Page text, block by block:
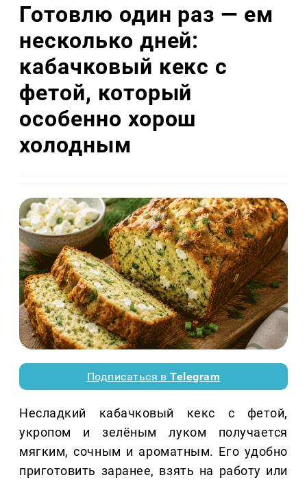
Готовлю один раз — ем
несколько дней:
кабачковый кекс с
фетой, который
особенно хорош
холодным
Подписаться вTelegram
Несладкий кабачковый кекс с фетой,
укропом и зелёным луком получается
мягким, сочным и ароматным. Его удобно
приготовить заранее, взять на работу или